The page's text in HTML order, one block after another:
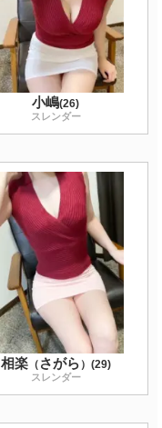
小嶋(26)
スレンダー
相楽（ さがら ） (29)
スレンダー